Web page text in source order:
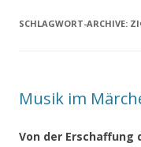
SCHLAGWORT-ARCHIVE:
Musik im
Von der Erschaffung